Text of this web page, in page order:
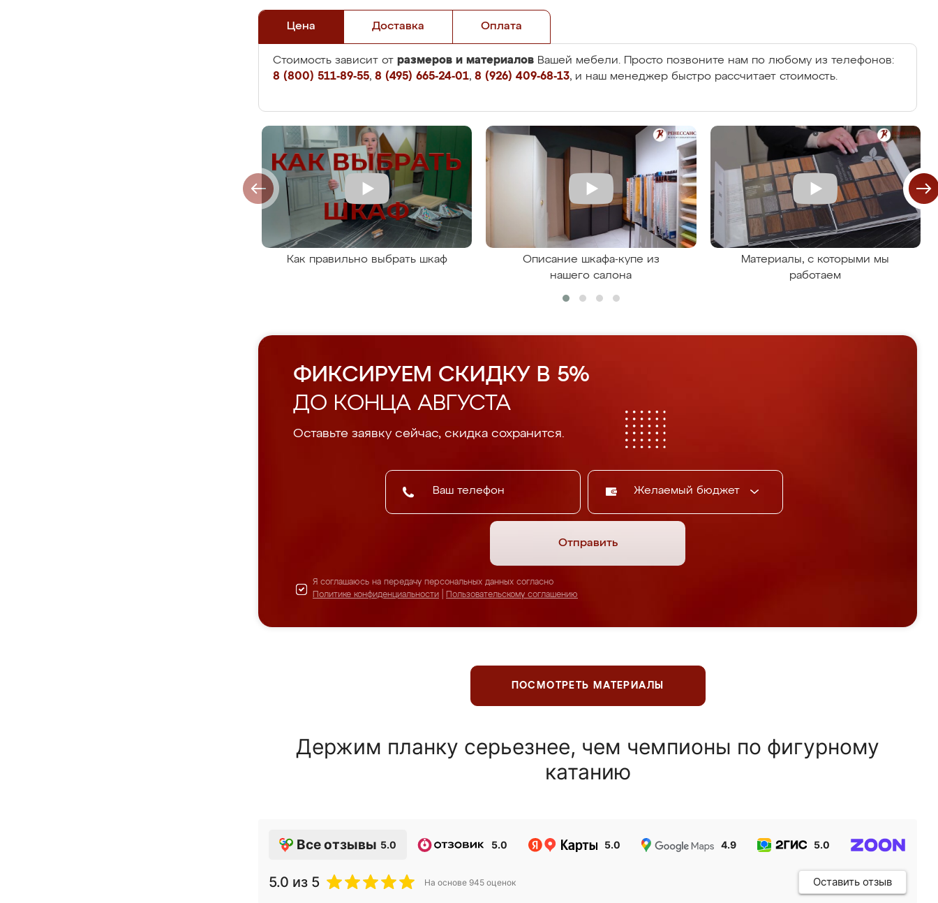
Цена Доставка Оплата
Стоимость зависит от размеров и материалов Вашей мебели. Просто позвоните нам по любому из телефонов:
8 (800) 511-89-55, 8 (495) 665-24-01, 8 (926) 409-68-13, и наш менеджер быстро рассчитает стоимость.
Как правильно выбрать шкаф
Описание шкафа-купе из
нашего салона
Материалы, с которыми мы
работаем
ФИКСИРУЕМ СКИДКУ В 5%
ДО КОНЦА АВГУСТА
Оставьте заявку сейчас, скидка сохранится.
Желаемый бюджет
Отправить
Я соглашаюсь на передачу персональных данных согласно
Политике конфиденциальности
Пользовательскому соглашению
ПОСМОТРЕТЬ МАТЕРИАЛЫ
Держим планку серьезнее, чем чемпионы по фигурному
катанию
Все отзывы 5.0 5.0 5.0 4.9 5.0
5.0 из 5 На основе 945 оценок Оставить отзыв